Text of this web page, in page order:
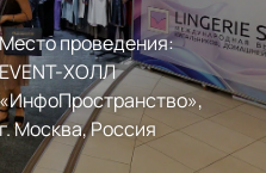
Место проведения:
EVENT-ХОЛЛ
«ИнфоПространство»,
г. Москва, Россия